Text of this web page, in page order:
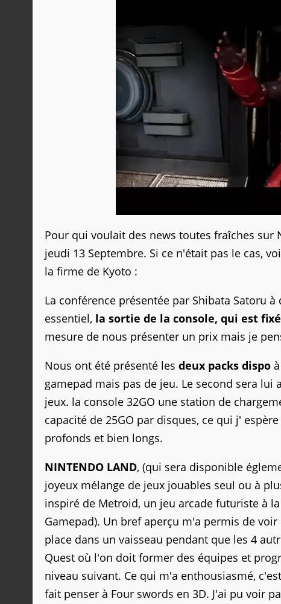
Pour qui voulait des news toutes fraîches
jeudi 13 Septembre. Si ce n'était pas le cas,
la firme de Kyoto :
La conférence présentée par Shibata Satoru
essentiel, la sortie de la console, qui est
mesure de nous présenter un prix mais je
Nous ont été présenté les deux packs dispo
gamepad mais pas de jeu. Le second sera
jeux. la console 32GO une station de
capacité de 25GO par disques, ce qui j'
profonds et bien longs.
NINTENDO LAND, (qui sera disponible
joyeux mélange de jeux jouables seul ou à
inspiré de Metroid, un jeu arcade futuriste à
Gamepad). Un bref aperçu m'a permis de
place dans un vaisseau pendant que les 4
Quest où l'on doit former des équipes et
niveau suivant. Ce qui m'a enthousiasmé,
fait penser à Four swords en 3D. J'ai pu voir